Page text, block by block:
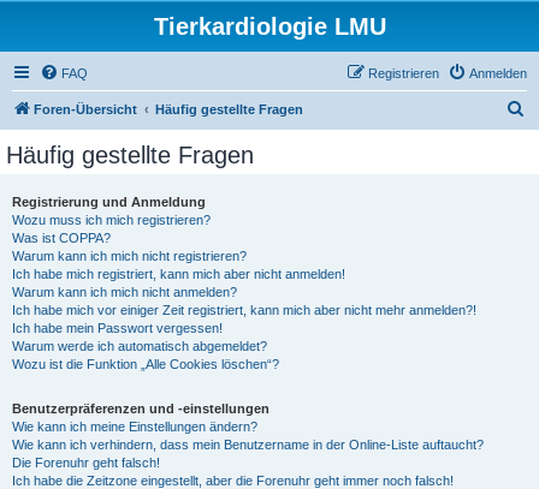
Tierkardiologie LMU
FAQ Anmelden
Registrieren
Foren-Übersicht Häufig gestellte Fragen
Häufig gestellte Fragen
Registrierung und Anmeldung
Wozu muss ich mich registrieren?
Was ist COPPA?
Warum kann ich mich nicht registrieren?
Ich habe mich registriert, kann mich aber nicht anmelden!
Warum kann ich mich nicht anmelden?
Ich habe mich vor einiger Zeit registriert, kann mich aber nicht mehr anmelden?!
Ich habe mein Passwort vergessen!
Warum werde ich automatisch abgemeldet?
Wozu ist die Funktion „Alle Cookies löschen“?
Benutzerpräferenzen und -einstellungen
Wie kann ich meine Einstellungen ändern?
Wie kann ich verhindern, dass mein Benutzername in der Online-Liste auftaucht?
Die Forenuhr geht falsch!
Ich habe die Zeitzone eingestellt, aber die Forenuhr geht immer noch falsch!